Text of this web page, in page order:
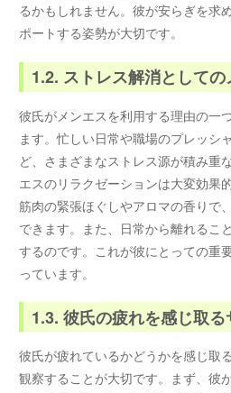
るかもしれません。彼が安らぎを求
ポートする姿勢が大切です。
1.2. ストレス解消として
彼氏がメンエスを利用する理由の一
ます。忙しい日常や職場のプレッシ
ど、さまざまなストレス源が積み重
エスのリラクゼーションは大変効果
筋肉の緊張ほぐしやアロマの香りで
できます。また、日常から離れるこ
するのです。これが彼にとっての重
っています。
1.3. 彼氏の疲れを感じ取る
彼氏が疲れているかどうかを感じ取
観察することが大切です。まず、彼